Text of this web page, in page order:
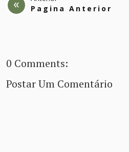
Pagina Anterior
0 Comments:
Postar Um Comentário